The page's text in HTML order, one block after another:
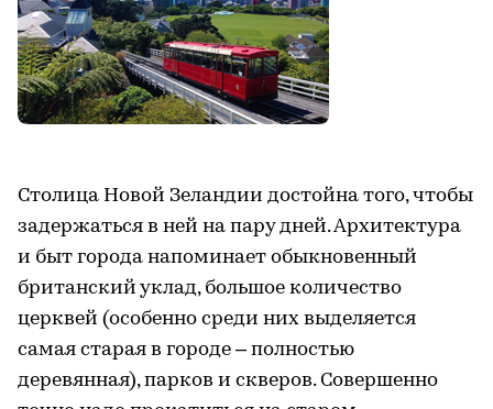
Столица Новой Зеландии достойна того, чтобы
задержаться в ней на пару дней. Архитектура
и быт города напоминает обыкновенный
британский уклад, большое количество
церквей (особенно среди них выделяется
самая старая в городе – полностью
деревянная), парков и скверов. Совершенно